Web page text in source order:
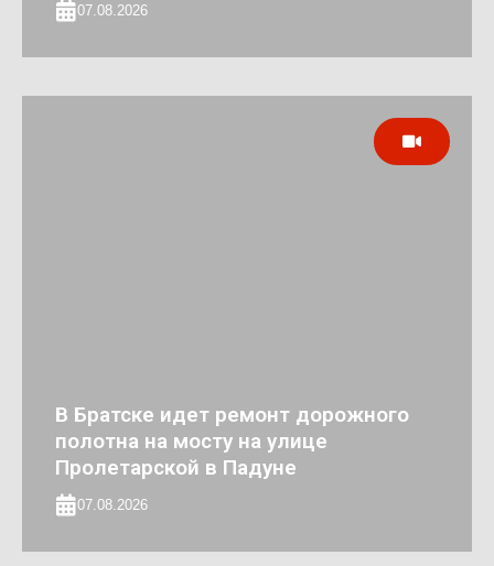
07.08.2026
В Братске идет ремонт дорожного
полотна на мосту на улице
Пролетарской в Падуне
07.08.2026